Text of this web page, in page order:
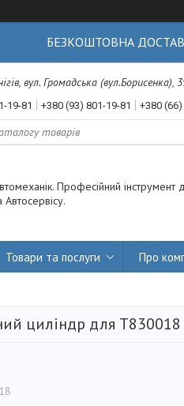
БЕЗКОШТОВНА
вул. Громадська (вул.Борисенка),
19-81 +380 (93) 801-19-81 +380
Професійний інструмент
Автосервісу.
Товари та послуги Про
циліндр для